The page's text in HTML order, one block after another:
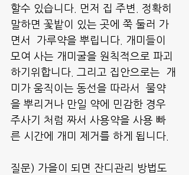
할수 있습니다. 먼저 집 주변. 정확히
말하면 꽃밭이 있는 곳에 쭉 둘러 가
면서  가루약을 뿌립니다. 개미들이
모여 사는 개미굴을 원칙적으로 파괴
하기위합니다. 그리고 집안으로는  개
미가 움직이는 동선을 따라서  물약
을 뿌리거나 만일 약에 민감한 경우
주사기 처럼 짜서 사용약을 사용 빠
른 시간에 개미 제거를 하게 됩니다.
질문) 가을이 되면 잔디관리 방법도